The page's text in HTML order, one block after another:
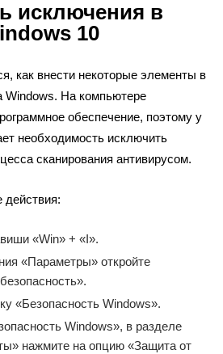
исключения в
10
как внести некоторые элементы в
Windows. На компьютере
обеспечение, поэтому у
необходимость исключить
сканирования антивирусом.
«Win» + «I».
«Параметры» откройте
«Безопасность Windows».
Windows», в разделе
нажмите на опцию «Защита от